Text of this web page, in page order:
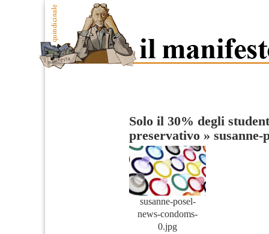
Solo il 30% degli
preservativo » susanne-
susanne-posel-
news-condoms-
0.jpg